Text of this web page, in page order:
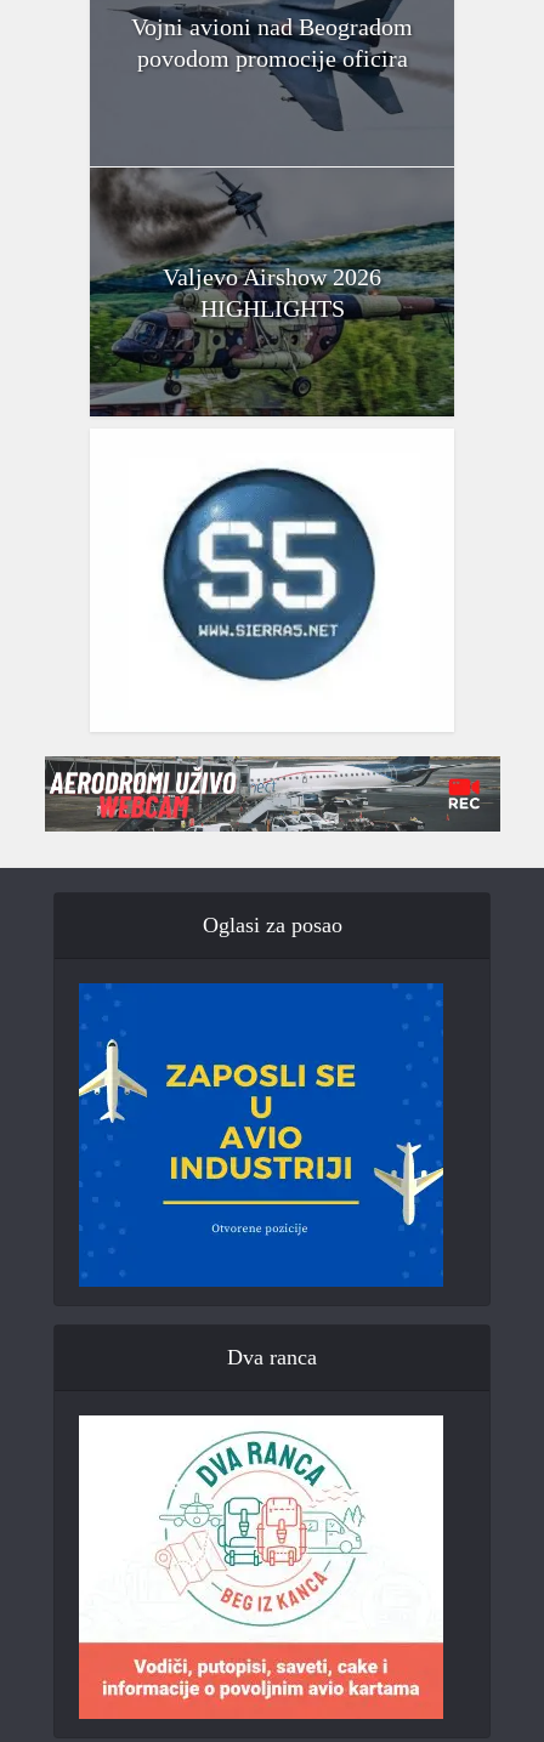
Vojni avioni nad Beogradom
povodom promocije oficira
Valjevo Airshow 2026
HIGHLIGHTS
Oglasi za posao
Dva ranca